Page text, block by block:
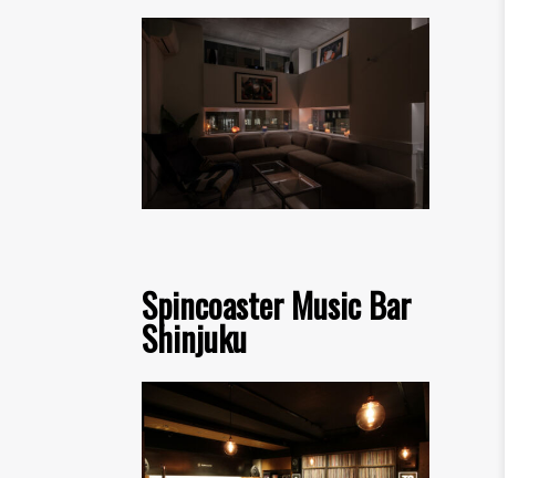
Spincoaster Music Bar
Shinjuku